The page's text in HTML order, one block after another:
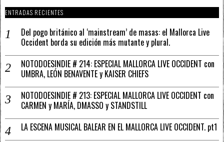
ENTRADAS RECIENTES
Del pogo británico al ‘mainstream’ de masas: el Mallorca Live
Occident borda su edición más mutante y plural.
NOTODOESINDIE # 214: ESPECIAL MALLORCA LIVE OCCIDENT con
UMBRA, LEÓN BENAVENTE y KAISER CHIEFS
NOTODOESINDIE # 213: ESPECIAL MALLORCA LIVE OCCIDENT con
CARMEN y MARÍA, DMASSO y STANDSTILL
LA ESCENA MUSICAL BALEAR EN EL MALLORCA LIVE OCCIDENT. pt1